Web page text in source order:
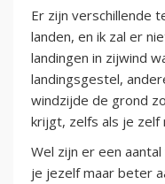
Er zijn verschillende
landen, en ik zal er
landingen in zijwind
landingsgestel,
windzijde de grond
krijgt, zelfs als je zelf
Wel zijn er een
je jezelf maar beter